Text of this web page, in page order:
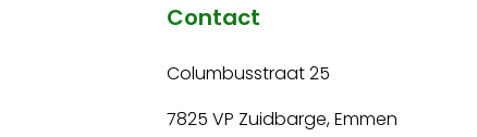
Contact
Columbusstraat 25
7825 VP Zuidbarge, Emmen